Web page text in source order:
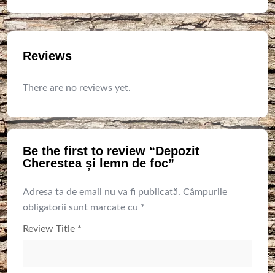
Reviews
There are no reviews yet.
Be the first to review “Depozit
Cherestea și lemn de foc”
Adresa ta de email nu va fi publicată. Câmpurile
obligatorii sunt marcate cu *
Review Title *